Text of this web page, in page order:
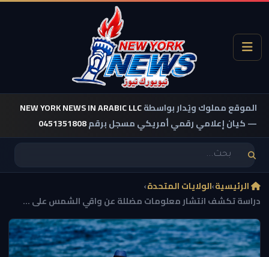
الموقع مملوك ويُدار بواسطةNEW YORK NEWS IN ARABIC LLC
— كيان إعلامي رقمي أمريكي مسجل برقم0451351808
الرئيسية›الولايات المتحدة›
دراسة تكشف انتشار معلومات مضللة عن واقي الشمس على ...